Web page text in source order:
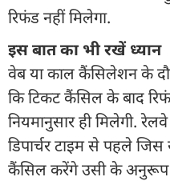
रिफंड नहीं मिलेगा.
इस बात का भी रखें ध्यान
वेब या काल कैंसिलेशन के
कि टिकट कैंसिल के बाद
नियमानुसार ही मिलेगी.
डिपार्चर टाइम से पहले
कैंसिल करेंगे उसी के अनुरूप